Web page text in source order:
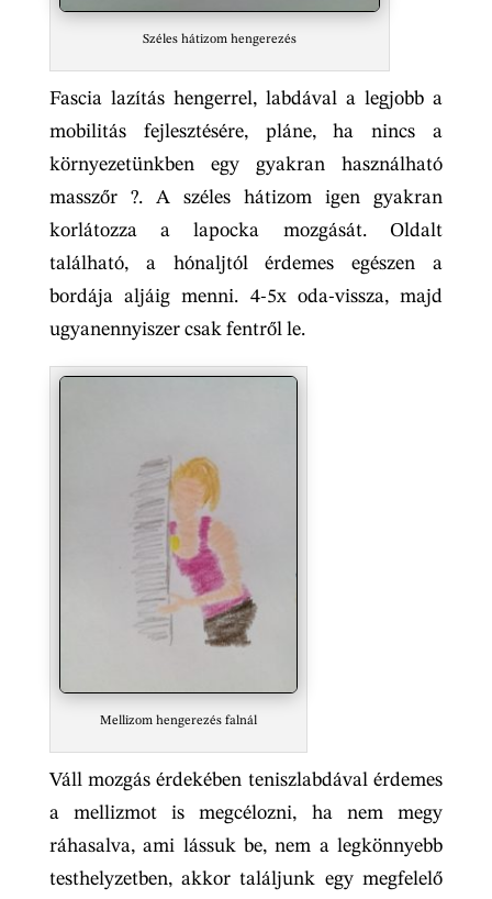
Széles hátizom hengerezés
Fascia lazítás hengerrel, labdával a legjobb a
mobilitás fejlesztésére, pláne, ha nincs a
környezetünkben egy gyakran használható
masszőr ?. A széles hátizom igen gyakran
korlátozza a lapocka mozgását. Oldalt
található, a hónaljtól érdemes egészen a
bordája aljáig menni. 4-5x oda-vissza, majd
ugyanennyiszer csak fentről le.
Mellizom hengerezés falnál
Váll mozgás érdekében teniszlabdával érdemes
a mellizmot is megcélozni, ha nem megy
ráhasalva, ami lássuk be, nem a legkönnyebb
testhelyzetben, akkor találjunk egy megfelelő